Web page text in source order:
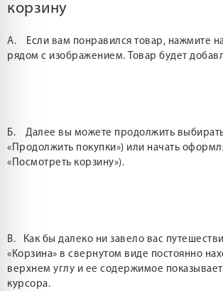
корзину
А. Если вам понравился товар, нажмите на
рядом с изображением. Товар будет
Б. Далее вы можете продолжить
«Продолжить покупки») или начать
«Посмотреть корзину»).
В. Как бы далеко ни завело вас
«Корзина» в свернутом виде постоянно
верхнем углу и ее содержимое
курсора.